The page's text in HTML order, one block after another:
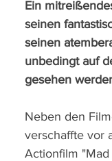
Ein
seinen
seinen
unbedingt auf
gesehen
Neben den
verschaffte vor
Actionfilm "Mad